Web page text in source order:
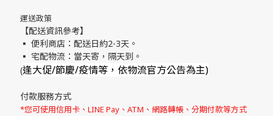
運送政策
【配送資訊參考】
▪ 便利商店：配送日約2-3天。
▪ 宅配物流：當天寄，隔天到。
(逢大促/節慶/疫情等，依物流官方公告為主)
付款服務方式
*您可使用信用卡、LINE Pay、ATM、網路轉帳、分期付款等方式